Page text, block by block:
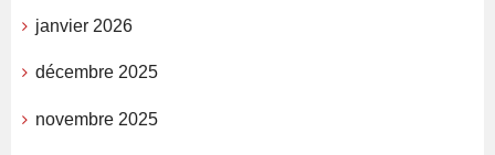
janvier 2026
décembre 2025
novembre 2025